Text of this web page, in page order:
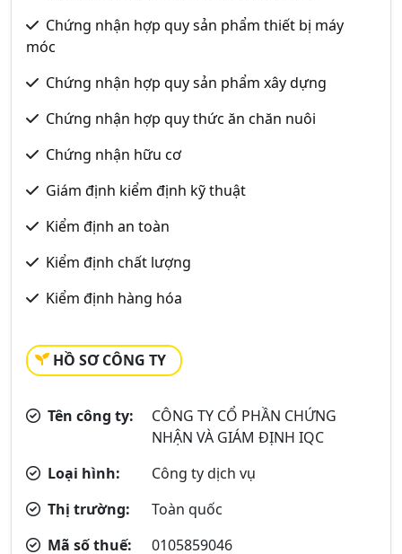
Chứng nhận hợp quy sản phẩm thiết bị máy
móc
Chứng nhận hợp quy sản phẩm xây dựng
Chứng nhận hợp quy thức ăn chăn nuôi
Chứng nhận hữu cơ
Giám định kiểm định kỹ thuật
Kiểm định an toàn
Kiểm định chất lượng
Kiểm định hàng hóa
HỒ SƠ CÔNG TY
Tên công ty:
CÔNG TY CỔ PHẦN CHỨNG
NHẬN VÀ GIÁM ĐỊNH IQC
Loại hình:
Công ty dịch vụ
Thị trường:
Toàn quốc
Mã số thuế:
0105859046